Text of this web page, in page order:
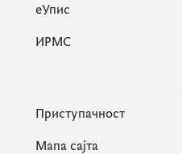
eУпис
ИРМС
Приступачност
Мапа сајта